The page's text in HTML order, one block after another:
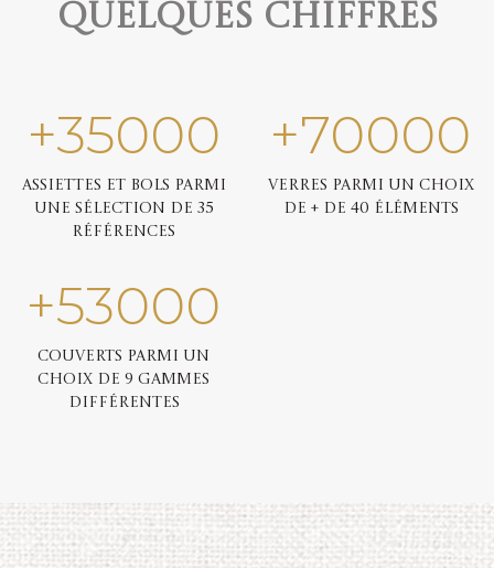
quelques chiffres
+35000
Assiettes et bols parmi
une sélection de 35
références
+70000
Verres parmi un choix
de + de 40 éléments
+53000
Couverts parmi un
choix de 9 gammes
différentes